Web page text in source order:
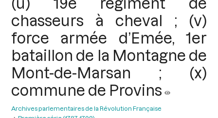
chasseurs à cheval ; (v)
force armée d’Emée, 1er
bataillon de la Montagne de
Mont-de-Marsan ; (x)
commune de Provins
Archives parlementaires de la Révolution Française